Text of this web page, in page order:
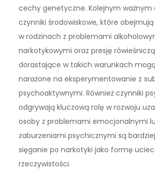
cechy genetyczne. Kolejnym ważnym
czynniki środowiskowe, które
w rodzinach z problemami
narkotykowymi oraz presję
dorastające w takich warunkach
narażone na eksperymentowanie z
psychoaktywnymi. Również czynniki
odgrywają kluczową rolę w rozwoju
osoby z problemami emocjonalnymi
zaburzeniami psychicznymi są
sięganie po narkotyki jako formę
rzeczywistości.